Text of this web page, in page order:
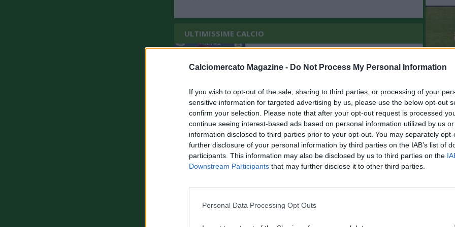
Calciomercato Magazine - Do Not Process My Personal Information
If you wish to opt-out of the sale, sharing to third parties, or processing of your
sensitive information for targeted advertising by us, please use the below opt-out
confirm your selection. Please note that after your opt-out request is processed
continue seeing interest-based ads based on personal information utilized by us
information disclosed to third parties prior to your opt-out. You may separately
further disclosure of your personal information by third parties on the IAB’s list of
participants. This information may also be disclosed by us to third parties on the
Downstream Participants that may further disclose it to other third parties.
Personal Data Processing Opt Outs
ULTIMISSIME CALCIO
"Ferran Torres ha deciso: vuole il PSG"
08.08 12:53 - MEDIASET - Inter-Frattesi,
una via d'uscita va trovata: lo stallo di
mercato
08.08 10:55 - MERCATO - Aston Villa:
Ruggeri a un passo, accordi ai
dettagli con l'esterno italiano
"Frosinone sulle tracce di Iannoni del
del